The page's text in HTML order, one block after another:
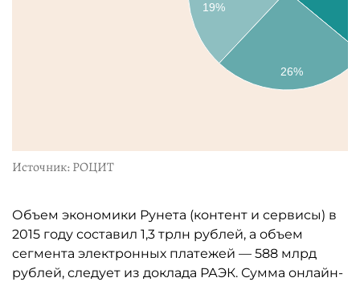
19%
26%
Источник: РОЦИТ
Объем экономики Рунета (контент и сервисы) в
2015 году составил 1,3 трлн рублей, а объем
сегмента электронных платежей — 588 млрд
рублей, следует из доклада РАЭК. Сумма онлайн-